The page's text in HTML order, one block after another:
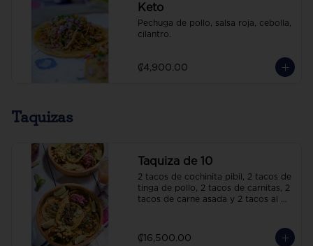
Keto
Pechuga de pollo, salsa roja, cebolla,
cilantro.
₡4,900.00
Taquizas
Taquiza de 10
2 tacos de cochinita pibil, 2 tacos de
tinga de pollo, 2 tacos de carnitas, 2
tacos de carne asada y 2 tacos al
₡16,500.00